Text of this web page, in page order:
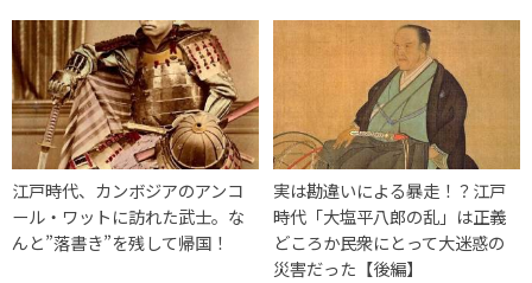
江戸時代、カンボジアのアンコ
ール・ワットに訪れた武士。な
んと”落書き”を残して帰国！
実は勘違いによる暴走！？江戸
時代「大塩平八郎の乱」は正義
どころか民衆にとって大迷惑の
災害だった【後編】